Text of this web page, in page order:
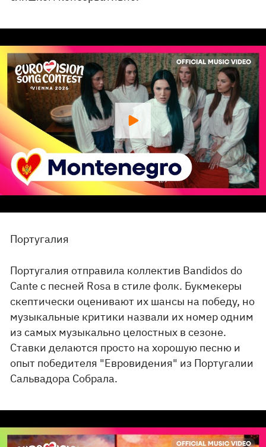
Португалия
Португалия отправила коллектив Bandidos do
Cante с песней Rosa в стиле фолк. Букмекеры
скептически оценивают их шансы на победу, но
музыкальные критики назвали их номер одним
из самых музыкально целостных в сезоне.
Ставки делаются просто на хорошую песню и
опыт победителя "Евровидения" из Португалии
Сальвадора Собрала.